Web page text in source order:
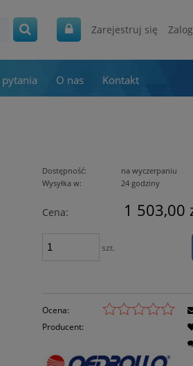
Zarejestruj się
pytania O nas Kontakt
Dostępność:
na wyczerpaniu
Wysyłka w:
24 godziny
Cena: 1 503,00
szt.
Ocena:
Producent: